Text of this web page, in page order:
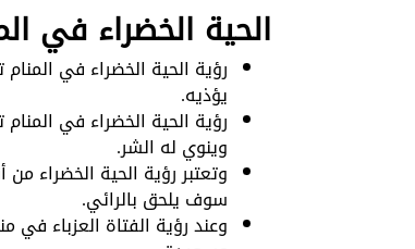
الحية الخضراء في
رؤية الحية الخضراء في
يؤذيه.
رؤية الحية الخضراء في
وينوي له الشر.
وتعتبر رؤية الحية الخضراء
سوف يلحق بالرائي.
وعند رؤية الفتاة العزباء